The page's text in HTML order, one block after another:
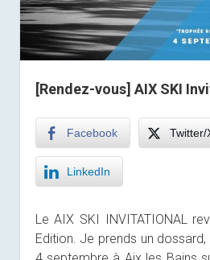
[Rendez-vous] AIX SKI
Facebook Twitter/
LinkedIn
Le AIX SKI INVITATIONAL
Edition. Je prends un